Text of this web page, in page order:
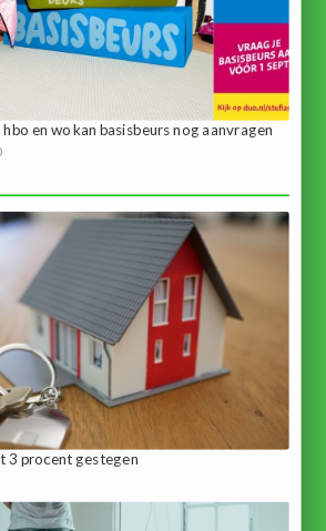
en wo kan basisbeurs nog aanvragen
3 procent gestegen